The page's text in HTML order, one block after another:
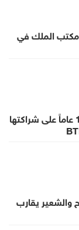
مكتب الملك في
كلية لومينوس الجامعية التقنية تحتفل بمرور 15 عاماً على شراكتها
والشعير يقارب